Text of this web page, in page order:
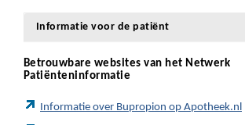
Informatie voor de patiënt
Betrouwbare websites van het Netwerk
Patiënteninformatie
Informatie over Bupropion op Apotheek.nl